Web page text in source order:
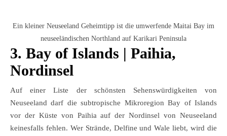
Ein kleiner Neuseeland Geheimtipp ist die umwerfende Maitai Bay im
neuseeländischen Northland auf Karikari Peninsula
3. Bay of Islands | Paihia,
Nordinsel
Auf einer Liste der schönsten Sehenswürdigkeiten von
Neuseeland darf die subtropische Mikroregion Bay of Islands
vor der Küste von Paihia auf der Nordinsel von Neuseeland
keinesfalls fehlen. Wer Strände, Delfine und Wale liebt, wird die